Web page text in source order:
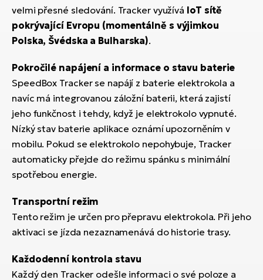
velmi přesné sledování. Tracker využívá IoT sítě
pokrývající Evropu (momentálně s výjimkou
Polska, Švédska a Bulharska).
Pokročilé napájení a informace o stavu baterie
SpeedBox Tracker se napájí z baterie elektrokola a
navíc má integrovanou záložní baterii, která zajistí
jeho funkčnost i tehdy, když je elektrokolo vypnuté.
Nízký stav baterie aplikace oznámí upozorněním v
mobilu. Pokud se elektrokolo nepohybuje, Tracker
automaticky přejde do režimu spánku s minimální
spotřebou energie.
Transportní režim
Tento režim je určen pro přepravu elektrokola. Při jeho
aktivaci se jízda nezaznamenává do historie trasy.
Každodenní kontrola stavu
Každý den Tracker odešle informaci o své poloze a